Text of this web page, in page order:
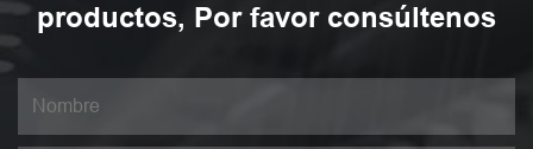
productos, Por favor consúltenos